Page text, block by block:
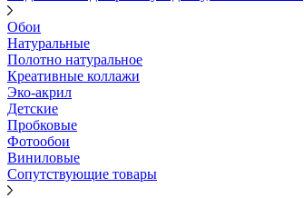
Обои
Натуральные
Полотно натуральное
Креативные коллажи
Эко-акрил
Детские
Пробковые
Фотообои
Виниловые
Сопутствующие товары